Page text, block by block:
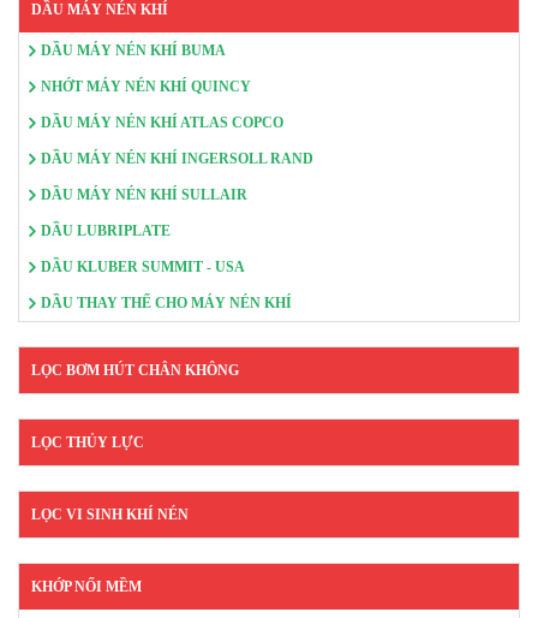
DẦU MÁY NÉN KHÍ
DẦU MÁY NÉN KHÍ BUMA
NHỚT MÁY NÉN KHÍ QUINCY
DẦU MÁY NÉN KHÍ ATLAS COPCO
DẦU MÁY NÉN KHÍ INGERSOLL RAND
DẦU MÁY NÉN KHÍ SULLAIR
DẦU LUBRIPLATE
DẦU KLUBER SUMMIT - USA
DẦU THAY THẾ CHO MÁY NÉN KHÍ
LỌC BƠM HÚT CHÂN KHÔNG
LỌC THỦY LỰC
LỌC VI SINH KHÍ NÉN
KHỚP NỐI MỀM